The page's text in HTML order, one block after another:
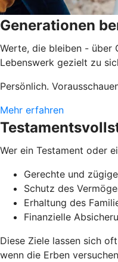
Generationen
Werte, die bleiben - über
Lebenswerk gezielt zu
Persönlich.
Mehr erfahren
Wer ein Testament oder
Gerechte und
Schutz des
Erhaltung des
Finanzielle
Diese Ziele lassen sich
wenn die Erben